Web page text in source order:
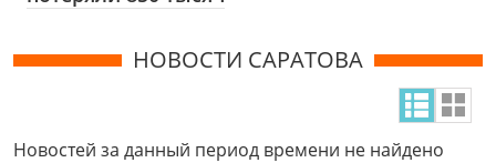
НОВОСТИ САРАТОВА
Новостей за данный период времени не найдено